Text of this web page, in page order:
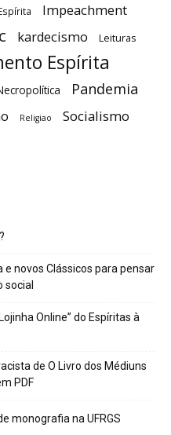
Impeachment
kardecismo Leituras
Espírita
Pandemia
Religiao Socialismo
e novos Clássicos para pensar
Online” do Espíritas à
de O Livro dos Médiuns
PDF
monografia na UFRGS